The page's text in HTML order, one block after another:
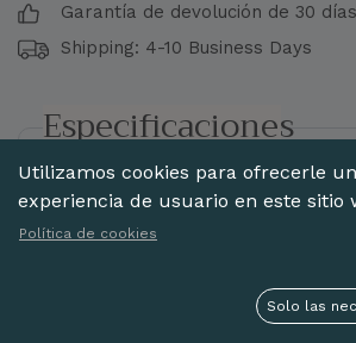
Garantía de devolución de 30 días
Shipping: 4-10 Business Days
Especificaciones
Estilo:
Material
Liso
Utilizamos cookies para ofrecerle
experiencia de usuario en este sitio
Política de cookies
Solo las